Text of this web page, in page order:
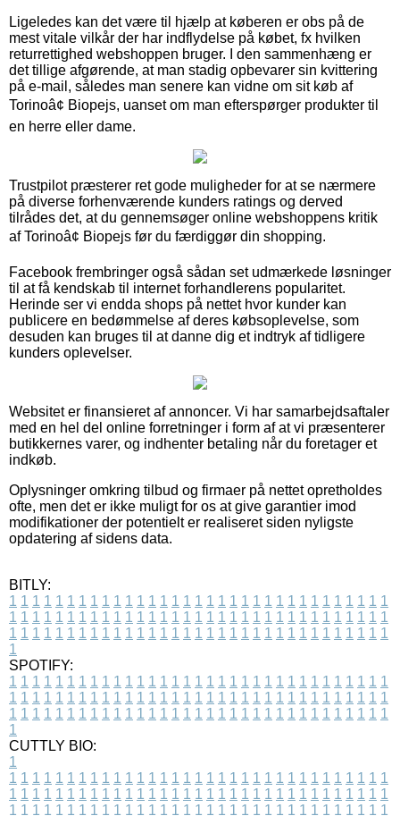
Ligeledes kan det være til hjælp at køberen er obs på de
mest vitale vilkår der har indflydelse på købet, fx hvilken
returrettighed webshoppen bruger. I den sammenhæng er
det tillige afgørende, at man stadig opbevarer sin kvittering
på e-mail, således man senere kan vidne om sit køb af
Torinoâ¢ Biopejs, uanset om man efterspørger produkter til
en herre eller dame.
Trustpilot præsterer ret gode muligheder for at se nærmere
på diverse forhenværende kunders ratings og derved
tilrådes det, at du gennemsøger online webshoppens kritik
af Torinoâ¢ Biopejs før du færdiggør din shopping.
Facebook frembringer også sådan set udmærkede løsninger
til at få kendskab til internet forhandlerens popularitet.
Herinde ser vi endda shops på nettet hvor kunder kan
publicere en bedømmelse af deres købsoplevelse, som
desuden kan bruges til at danne dig et indtryk af tidligere
kunders oplevelser.
Websitet er finansieret af annoncer. Vi har samarbejdsaftaler
med en hel del online forretninger i form af at vi præsenterer
butikkernes varer, og indhenter betaling når du foretager et
indkøb.
Oplysninger omkring tilbud og firmaer på nettet opretholdes
ofte, men det er ikke muligt for os at give garantier imod
modifikationer der potentielt er realiseret siden nyligste
opdatering af sidens data.
BITLY:
1 1 1 1 1 1 1 1 1 1 1 1 1 1 1 1 1 1 1 1 1 1 1 1 1 1 1 1 1 1 1 1 1
1 1 1 1 1 1 1 1 1 1 1 1 1 1 1 1 1 1 1 1 1 1 1 1 1 1 1 1 1 1 1 1 1
1 1 1 1 1 1 1 1 1 1 1 1 1 1 1 1 1 1 1 1 1 1 1 1 1 1 1 1 1 1 1 1 1
1
SPOTIFY:
1 1 1 1 1 1 1 1 1 1 1 1 1 1 1 1 1 1 1 1 1 1 1 1 1 1 1 1 1 1 1 1 1
1 1 1 1 1 1 1 1 1 1 1 1 1 1 1 1 1 1 1 1 1 1 1 1 1 1 1 1 1 1 1 1 1
1 1 1 1 1 1 1 1 1 1 1 1 1 1 1 1 1 1 1 1 1 1 1 1 1 1 1 1 1 1 1 1 1
1
CUTTLY BIO:
1
1 1 1 1 1 1 1 1 1 1 1 1 1 1 1 1 1 1 1 1 1 1 1 1 1 1 1 1 1 1 1 1 1
1 1 1 1 1 1 1 1 1 1 1 1 1 1 1 1 1 1 1 1 1 1 1 1 1 1 1 1 1 1 1 1 1
1 1 1 1 1 1 1 1 1 1 1 1 1 1 1 1 1 1 1 1 1 1 1 1 1 1 1 1 1 1 1 1 1